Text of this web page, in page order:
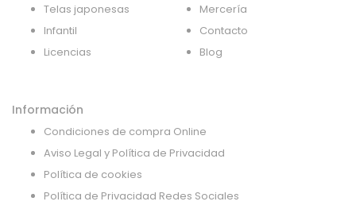
Telas japonesas
Infantil
Licencias
Mercería
Contacto
Blog
Información
Condiciones de compra Online
Aviso Legal y Política de Privacidad
Política de cookies
Política de Privacidad Redes Sociales